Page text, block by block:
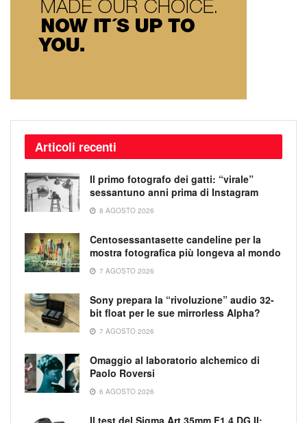
Articoli recenti
Il primo fotografo dei gatti: “virale”
sessantuno anni prima di Instagram
8 AGOSTO 2026
Centosessantasette candeline per la
mostra fotografica più longeva al mondo
7 AGOSTO 2026
Sony prepara la “rivoluzione” audio 32-
bit float per le sue mirrorless Alpha?
7 AGOSTO 2026
Omaggio al laboratorio alchemico di
Paolo Roversi
6 AGOSTO 2026